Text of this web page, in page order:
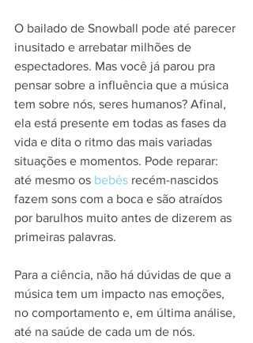
O bailado de Snowball pode até parecer
inusitado e arrebatar milhões de
espectadores. Mas você já parou pra
pensar sobre a influência que a música
tem sobre nós, seres humanos? Afinal,
ela está presente em todas as fases da
vida e dita o ritmo das mais variadas
situações e momentos. Pode reparar:
até mesmo os bebês recém-nascidos
fazem sons com a boca e são atraídos
por barulhos muito antes de dizerem as
primeiras palavras.
Para a ciência, não há dúvidas de que a
música tem um impacto nas emoções,
no comportamento e, em última análise,
até na saúde de cada um de nós.